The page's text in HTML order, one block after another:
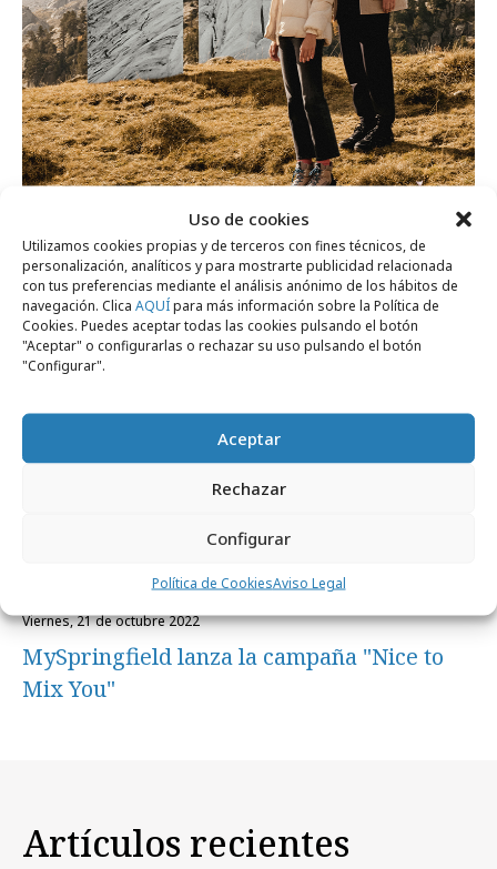
Uso de cookies
Utilizamos cookies propias y de terceros con fines técnicos, de
personalización, analíticos y para mostrarte publicidad relacionada
con tus preferencias mediante el análisis anónimo de los hábitos de
navegación. Clica AQUÍpara más información sobre la Política de
Cookies. Puedes aceptar todas las cookies pulsando el botón
"Aceptar" o configurarlas o rechazar su uso pulsando el botón
"Configurar".
Aceptar
Rechazar
Configurar
Política de CookiesAviso Legal
lunes, 12 de diciembre 2022
Wunderman Thompson lanza los abrigos
sostenibles de Springfield
Campañas
viernes, 21 de octubre 2022
MySpringfield lanza la campaña "Nice to
Mix You"
Artículos recientes